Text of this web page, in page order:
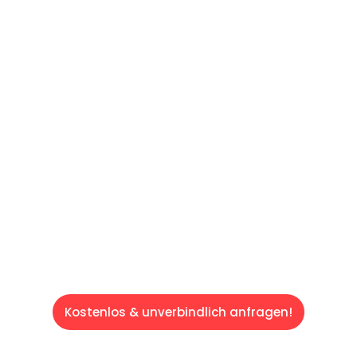
Kostenlos & unverbindlich anfragen!